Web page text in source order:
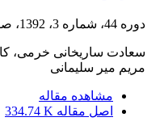
دوره 44، شماره 3، 1392، صفحه
سعادت ساریخانی خرمی،
مریم میر سلیمانی
مشاهده مقاله
اصل مقاله 334.74 K